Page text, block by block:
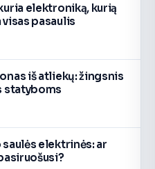
elektroniką, kurią
pasaulis
iš atliekų: žingsnis
statyboms
saulės elektrinės: ar